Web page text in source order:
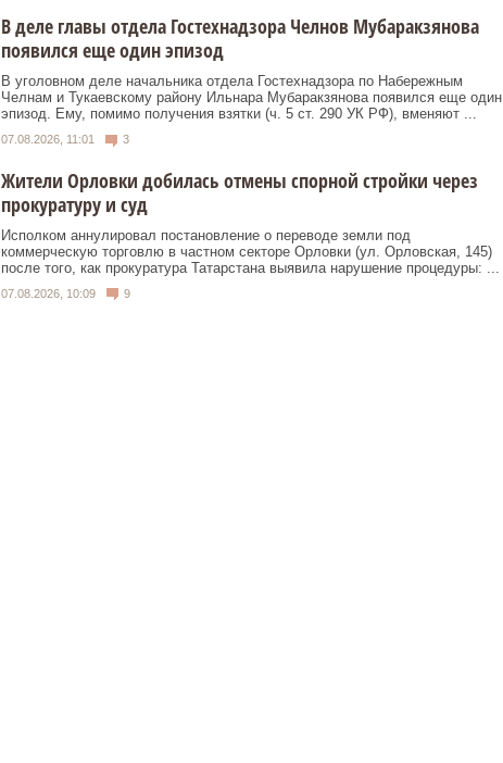
В деле главы отдела Гостехнадзора Челнов Мубаракзянова
появился еще один эпизод
В уголовном деле начальника отдела Гостехнадзора по Набережным
Челнам и Тукаевскому району Ильнара Мубаракзянова появился еще один
эпизод. Ему, помимо получения взятки (ч. 5 ст. 290 УК РФ), вменяют ...
07.08.2026, 11:01 3
Жители Орловки добилась отмены спорной стройки через
прокуратуру и суд
Исполком аннулировал постановление о переводе земли под
коммерческую торговлю в частном секторе Орловки (ул. Орловская, 145)
после того, как прокуратура Татарстана выявила нарушение процедуры: ...
07.08.2026, 10:09 9